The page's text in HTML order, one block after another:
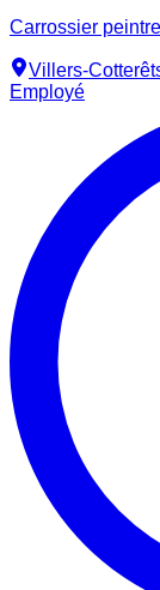
Carrossier
Villers-
Employé